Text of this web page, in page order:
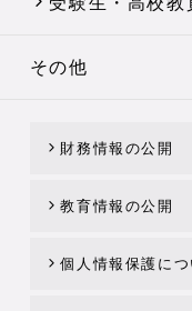
その他
財務情報の公開
教育情報の公開
個人情報保護につ